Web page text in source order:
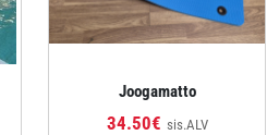
Joogamatto
34.50€ sis.ALV